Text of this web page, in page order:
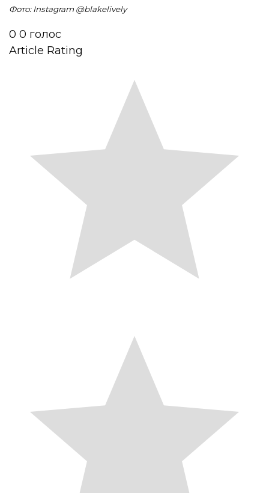
Фото: Instagram @blakelively
0 0 голос
Article Rating